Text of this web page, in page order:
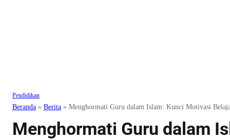
Pendidikan
Beranda » Berita » Menghormati Guru dalam Islam: Kunci Motivasi
Menghormati Guru dalam